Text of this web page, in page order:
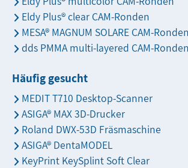
Eldy Plus® clear CAM-Ronden
MESA® MAGNUM SOLARE CAM-Ronden
dds PMMA multi-layered CAM-Ronden
Häufig gesucht
MEDIT T710 Desktop-Scanner
ASIGA® MAX 3D-Drucker
Roland DWX-53D Fräsmaschine
ASIGA® DentaMODEL
KeyPrint KeySplint Soft Clear